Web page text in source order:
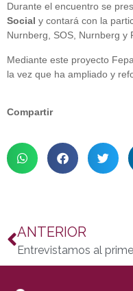
Durante el encuentro se
Social y contará con la
Nurnberg, SOS, Nurnberg y
Mediante este proyecto
la vez que ha ampliado y
Compartir
ANTERIOR